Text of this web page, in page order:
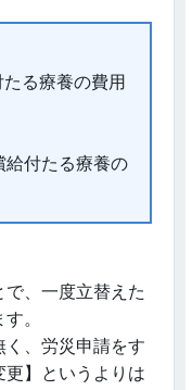
たる療養の費用
給付たる療養の
、一度立替えた
。
、労災申請をす
更】というよりは